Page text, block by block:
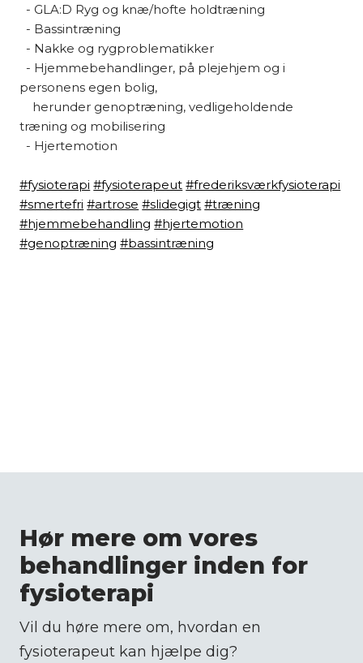
- GLA:D Ryg og knæ/hofte holdtræning
- Bassintræning
- Nakke og rygproblematikker
- Hjemmebehandlinger, på plejehjem og i
personens egen bolig,
herunder genoptræning, vedligeholdende
træning og mobilisering
- Hjertemotion
#fysioterapi #fysioterapeut #frederiksværkfysioterapi
#smertefri #artrose #slidegigt #træning
#hjemmebehandling #hjertemotion
#genoptræning #bassintræning
Hør mere om vores
behandlinger inden for
fysioterapi
Vil du høre mere om, hvordan en
fysioterapeut kan hjælpe dig?